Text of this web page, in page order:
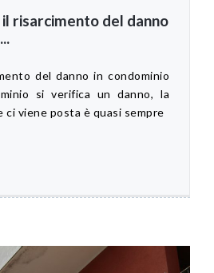
risarcimento del danno
del danno in condominio
si verifica un danno, la
ci viene posta è quasi sempre